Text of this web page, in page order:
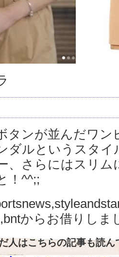
タンが並んだワン
ダルというスタイ
、さらにはスリ
！^^;;
からお借りしま
人はこちらの記事も読ん